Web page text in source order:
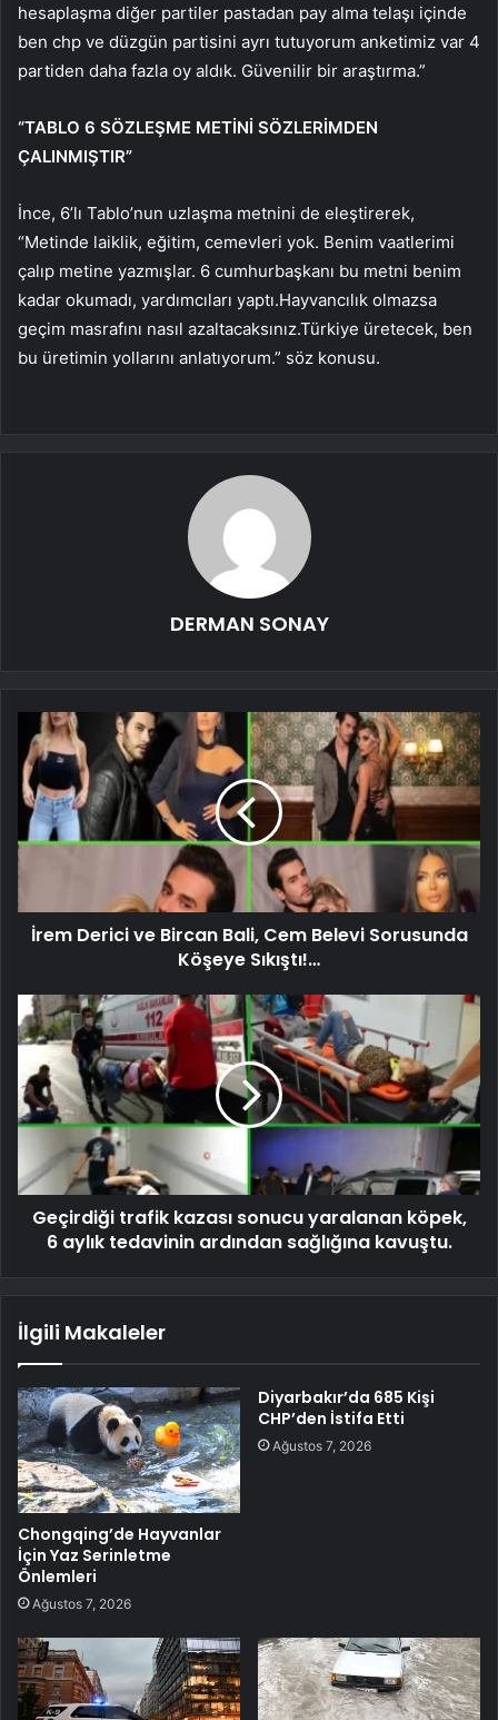
hesaplaşma diğer partiler pastadan pay alma telaşı içinde
ben chp ve düzgün partisini ayrı tutuyorum anketimiz var 4
partiden daha fazla oy aldık. Güvenilir bir araştırma.”
“TABLO 6 SÖZLEŞME METİNİ SÖZLERİMDEN
ÇALINMIŞTIR”
İnce, 6’lı Tablo’nun uzlaşma metnini de eleştirerek,
“Metinde laiklik, eğitim, cemevleri yok. Benim vaatlerimi
çalıp metine yazmışlar. 6 cumhurbaşkanı bu metni benim
kadar okumadı, yardımcıları yaptı.Hayvancılık olmazsa
geçim masrafını nasıl azaltacaksınız.Türkiye üretecek, ben
bu üretimin yollarını anlatıyorum.” söz konusu.
DERMAN SONAY
İrem Derici ve Bircan Bali, Cem Belevi Sorusunda
Köşeye Sıkıştı!…
Geçirdiği trafik kazası sonucu yaralanan köpek,
6 aylık tedavinin ardından sağlığına kavuştu.
İlgili Makaleler
Chongqing’de Hayvanlar
İçin Yaz Serinletme
Önlemleri
Ağustos 7, 2026
Diyarbakır’da 685 Kişi
CHP’den İstifa Etti
Ağustos 7, 2026